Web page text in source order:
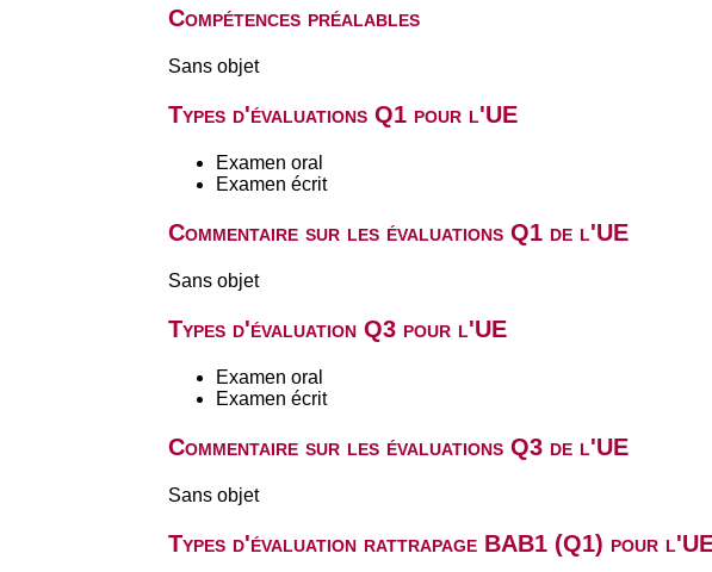
Compétences préalables
Sans objet
Types d'évaluations Q1 pour l'UE
Examen oral
Examen écrit
Commentaire sur les évaluations Q1 de l'UE
Sans objet
Types d'évaluation Q3 pour l'UE
Examen oral
Examen écrit
Commentaire sur les évaluations Q3 de l'UE
Sans objet
Types d'évaluation rattrapage BAB1 (Q1) pour